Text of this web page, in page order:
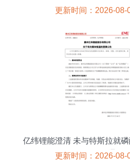
信息化转
更新时间：2026-08-
亿纬锂能澄清 未与特斯拉就
通
更新时间：2026-08-